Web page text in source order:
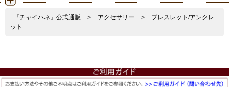
『チャイハネ』公式通販 > アクセサリー >
ブレスレット/アンクレ
ット